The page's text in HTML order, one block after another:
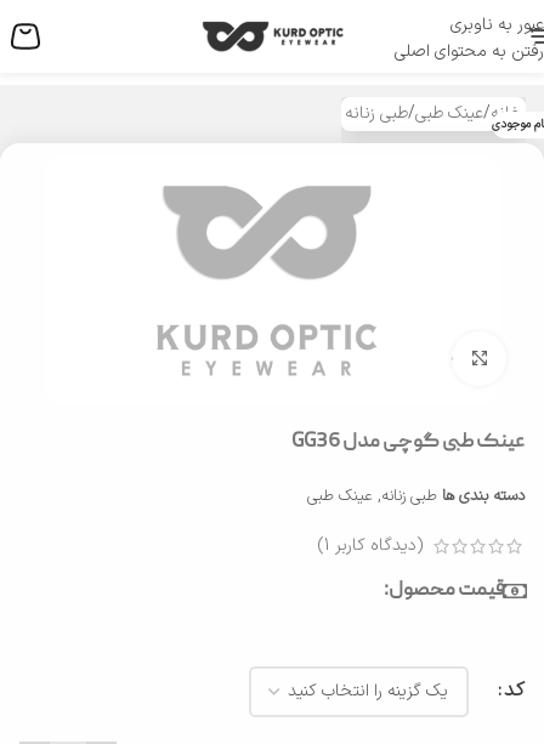
عبور به ناوبری
رفتن به محتوای اصلی
منو
خانه/عینک طبی/طبی زنانه موجودی
بزرگنمایی تصویر
عینک طبی گوچی مدل GG36
دسته بندی ها طبی زنانه, عینک طبی
(دیدگاه کاربر 1
)
قیمت محصول:
کد